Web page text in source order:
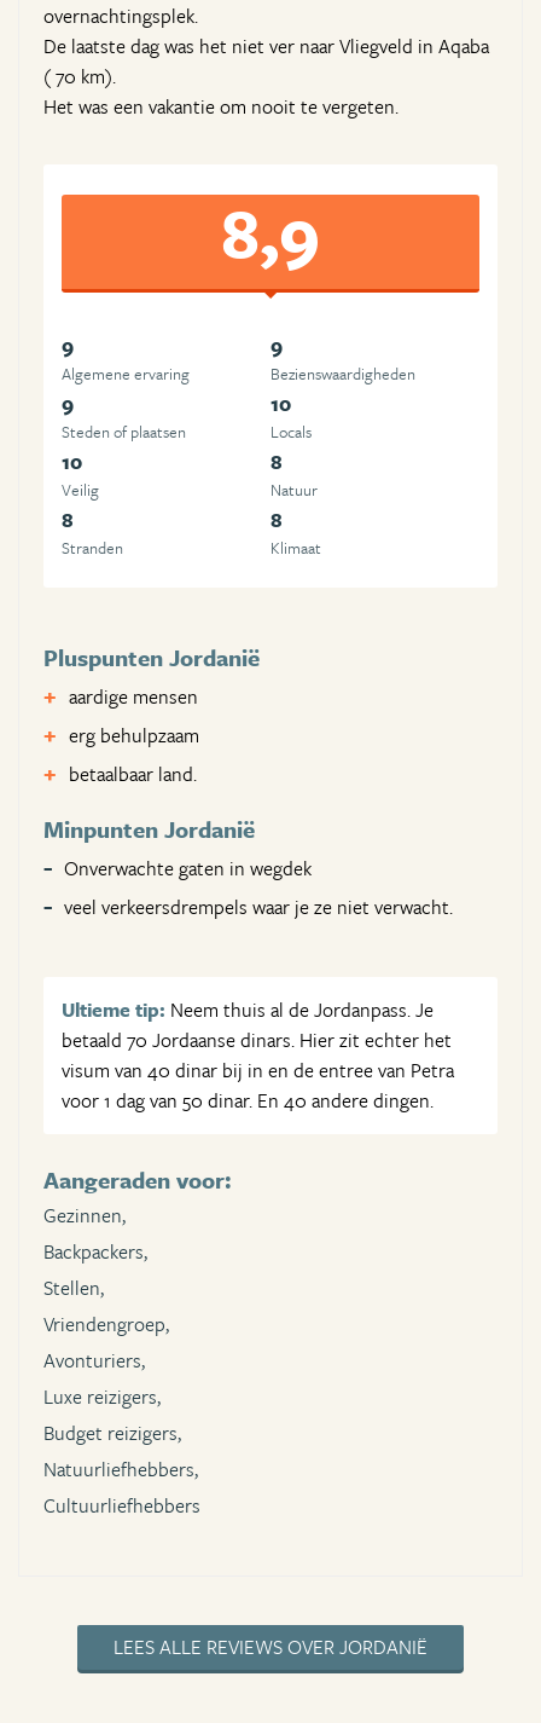
overnachtingsplek.
De laatste dag was het niet ver naar Vliegveld in Aqaba
( 70 km).
Het was een vakantie om nooit te vergeten.
8,9
9
Algemene ervaring
9
Beziens­waardigheden
9
Steden of plaatsen
10
Locals
10
Veilig
8
Natuur
8
Stranden
8
Klimaat
Pluspunten Jordanië
aardige mensen
erg behulpzaam
betaalbaar land.
Minpunten Jordanië
Onverwachte gaten in wegdek
veel verkeersdrempels waar je ze niet verwacht.
Ultieme tip: Neem thuis al de Jordanpass. Je
betaald 70 Jordaanse dinars. Hier zit echter het
visum van 40 dinar bij in en de entree van Petra
voor 1 dag van 50 dinar. En 40 andere dingen.
Aangeraden voor:
Gezinnen,
Backpackers,
Stellen,
Vriendengroep,
Avonturiers,
Luxe reizigers,
Budget reizigers,
Natuurliefhebbers,
Cultuurliefhebbers
LEES ALLE REVIEWS OVER JORDANIË